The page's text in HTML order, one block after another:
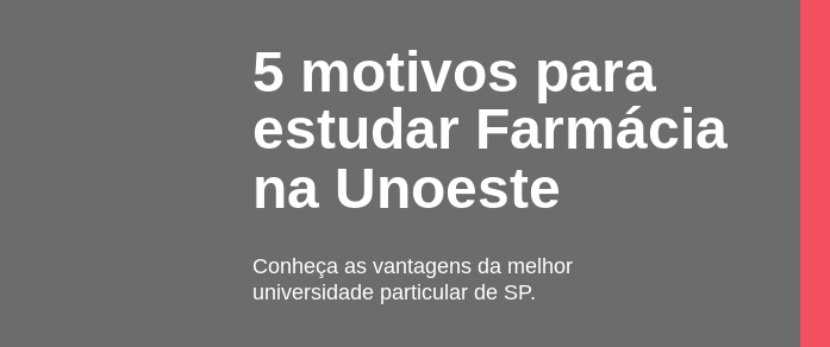
5 motivos para
estudar Farmácia
na Unoeste
Conheça as vantagens da melhor
universidade particular de SP.